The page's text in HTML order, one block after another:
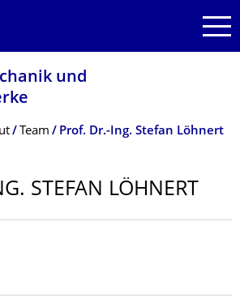
und
Team Prof. Dr.-Ing. Stefan Löhnert
STEFAN LÖHNERT